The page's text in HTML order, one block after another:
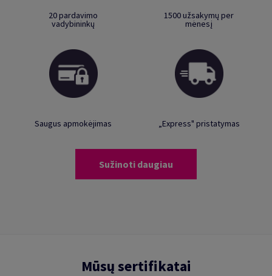
20 pardavimo
vadybininkų
1500 užsakymų per
mėnesį
Saugus apmokėjimas „Express" pristatymas
Sužinoti daugiau
Mūsų sertifikatai